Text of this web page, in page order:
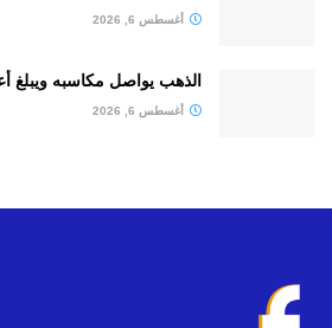
أغسطس 6, 2026
الذهب يواصل مكاسبه ويبلغ
أغسطس 6, 2026